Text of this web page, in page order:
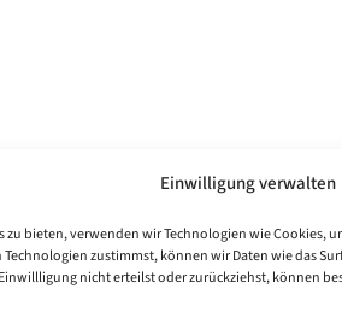
Einwilligung verwalten
zu bieten, verwenden wir Technologien wie
zustimmst, können wir Daten wie das
nicht erteilst oder zurückziehst, können